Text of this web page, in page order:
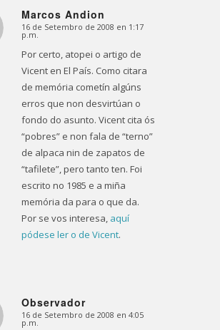
Marcos Andion
Dice:
16 de Setembro de 2008 en 1:17
p.m.
Por certo, atopei o artigo de
Vicent en El País. Como citara
de memória cometín algúns
erros que non desvirtúan o
fondo do asunto. Vicent cita ós
“pobres” e non fala de “terno”
de alpaca nin de zapatos de
“tafilete”, pero tanto ten. Foi
escrito no 1985 e a miña
memória da para o que da.
Por se vos interesa, aquí
pódese ler o de Vicent.
Observador
Dice:
16 de Setembro de 2008 en 4:05
p.m.